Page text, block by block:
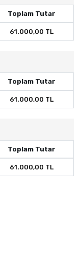
Toplam Tutar
61.000,00 TL
Toplam Tutar
61.000,00 TL
Toplam Tutar
61.000,00 TL